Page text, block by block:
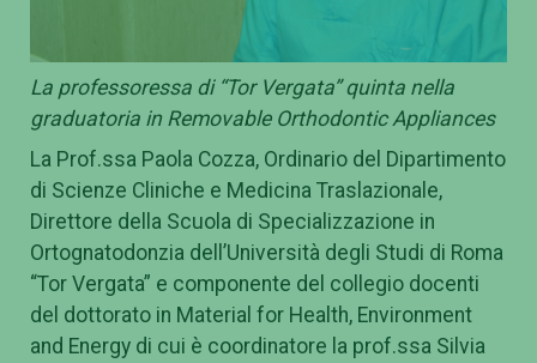
La professoressa di “Tor Vergata” quinta nella
graduatoria in Removable Orthodontic Appliances
La Prof.ssa Paola Cozza, Ordinario del Dipartimento
di Scienze Cliniche e Medicina Traslazionale,
Direttore della Scuola di Specializzazione in
Ortognatodonzia dell’Università degli Studi di Roma
“Tor Vergata” e componente del collegio docenti
del dottorato in Material for Health, Environment
and Energy di cui è coordinatore la prof.ssa Silvia